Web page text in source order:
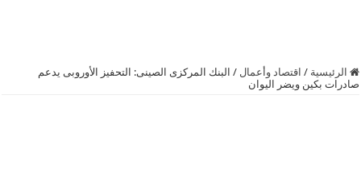
الرئيسية / اقتصاد وأعمال / البنك المركزى الصينى: التحفيز الأوروبى يدعم
صادرات بكين ويضر اليوان